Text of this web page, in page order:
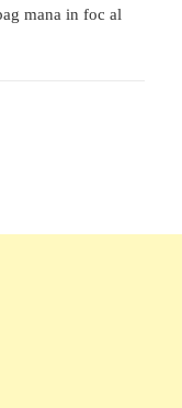
mana in foc al